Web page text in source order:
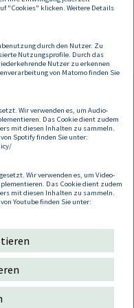
"Cookies" klicken. Weitere Details
durch den Nutzer. Zu
Nutzungsprofile. Durch das
Nutzer zu erkennen
von Matomo finden Sie
Wir verwenden es, um Audio-
Das Cookie dient zudem
mit diesen Inhalten zu sammeln.
Spotify finden Sie unter:
Wir verwenden es, um Video-
Das Cookie dient zudem
mit diesen Inhalten zu sammeln.
Youtube finden Sie unter: